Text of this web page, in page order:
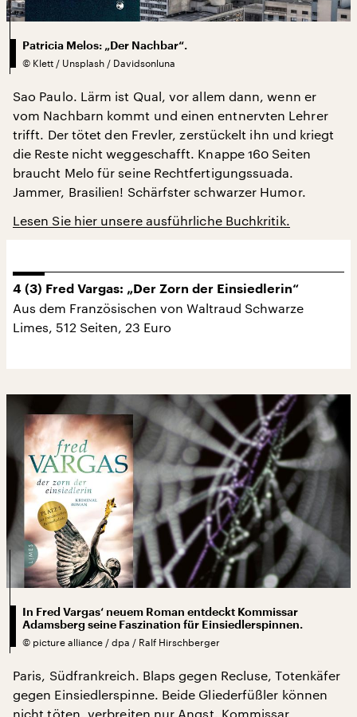
Patricia Melos: „Der Nachbar“.
© Klett / Unsplash / Davidsonluna
Sao Paulo. Lärm ist Qual, vor allem dann, wenn er
vom Nachbarn kommt und einen entnervten Lehrer
trifft. Der tötet den Frevler, zerstückelt ihn und kriegt
die Reste nicht weggeschafft. Knappe 160 Seiten
braucht Melo für seine Rechtfertigungssuada.
Jammer, Brasilien! Schärfster schwarzer Humor.
Lesen Sie hier unsere ausführliche Buchkritik.
4 (3) Fred Vargas: „Der Zorn der Einsiedlerin“
Aus dem Französischen von Waltraud Schwarze
Limes, 512 Seiten, 23 Euro
In Fred Vargas‘ neuem Roman entdeckt Kommissar
Adamsberg seine Faszination für Einsiedlerspinnen.
© picture alliance / dpa / Ralf Hirschberger
Paris, Südfrankreich. Blaps gegen Recluse, Totenkäfer
gegen Einsiedlerspinne. Beide Gliederfüßler können
nicht töten, verbreiten nur Angst. Kommissar